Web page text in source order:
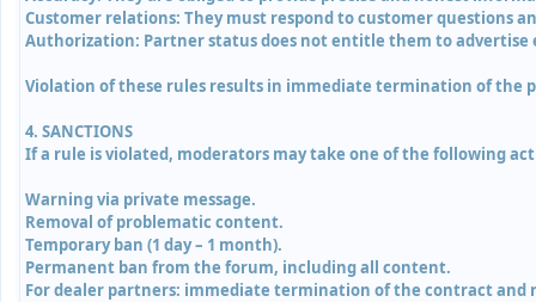
Customer relations: They must respond to customer questions
Authorization: Partner status does not entitle them to
Violation of these rules results in immediate termination of
4. SANCTIONS
If a rule is violated, moderators may take one of the following
Warning via private message.
Removal of problematic content.
Temporary ban (1 day – 1 month).
Permanent ban from the forum, including all content.
For dealer partners: immediate termination of the contract and